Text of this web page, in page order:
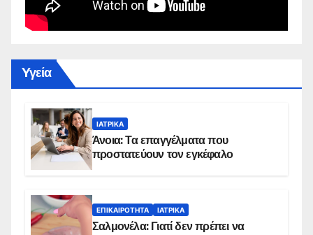
Yγεία
ΙΑΤΡΙΚΆ
Άνοια: Τα επαγγέλματα που
προστατεύουν τον εγκέφαλο
ΕΠΙΚΑΙΡΌΤΗΤΑ ΙΑΤΡΙΚΆ
Σαλμονέλα: Γιατί δεν πρέπει να